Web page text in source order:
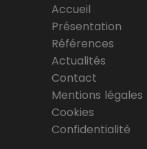
Accueil
Présentation
Références
Actualités
Contact
Mentions légales
Cookies
Confidentialité